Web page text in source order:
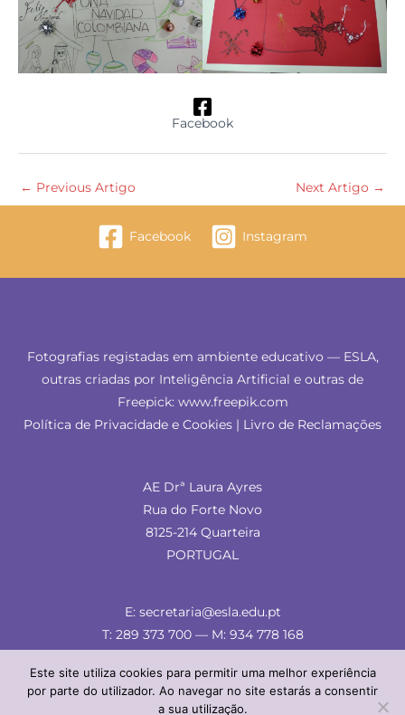
Facebook
← Previous Artigo Next Artigo →
Facebook Instagram
Fotografias registadas em ambiente educativo — ESLA,
outras criadas por Inteligência Artificial e outras de
Freepick: www.freepik.com
Política de Privacidade e Cookies | Livro de Reclamações
AE Drª Laura Ayres
Rua do Forte Novo
8125-214 Quarteira
PORTUGAL
E: secretaria@esla.edu.pt
T: 289 373 700 — M: 934 778 168
Este site utiliza cookies para permitir uma melhor experiência
por parte do utilizador. Ao navegar no site estarás a consentir
a sua utilização.